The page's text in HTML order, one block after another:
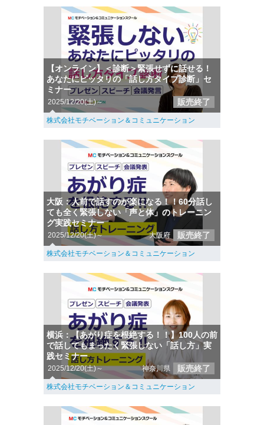
【オンライン】＜診断＞緊張せずに話せる！
あなたにピッタリの「話し方タイプ診断」セ
ミナー
2025/12/20(土)～ 販売終了
株式会社モチベーション＆コミュニケーション
大阪：人前で話すのが楽になる！！60分話し
ても全く緊張しない「声と体」のトレーニン
グ実践セミナー
2025/12/20(土)～ 大阪府 販売終了
株式会社モチベーション＆コミュニケーション
横浜：【あがり症を根絶する！！】100人の前
で話してもまったく緊張しない「話し方」実
践セミナー
2025/12/20(土)～ 神奈川県 販売終了
株式会社モチベーション＆コミュニケーション